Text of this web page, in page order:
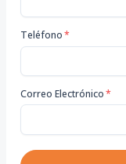
Teléfono*
Correo Electrónico*